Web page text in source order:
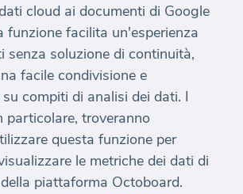
cloud ai documenti di Google
funzione facilita un'esperienza
senza soluzione di continuità,
facile condivisione e
compiti di analisi dei dati. I
particolare, troveranno
questa funzione per
le metriche dei dati di
piattaforma Octoboard.